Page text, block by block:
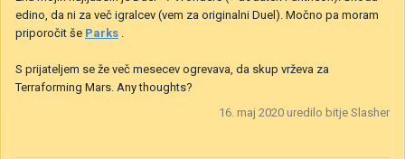
edino, da ni za več igralcev (vem za originalni Duel). Močno pa moram
priporočit še Parks .
S prijateljem se že več mesecev ogrevava, da skup vrževa za
Terraforming Mars. Any thoughts?
16. maj 2020 uredilo bitje Slasher